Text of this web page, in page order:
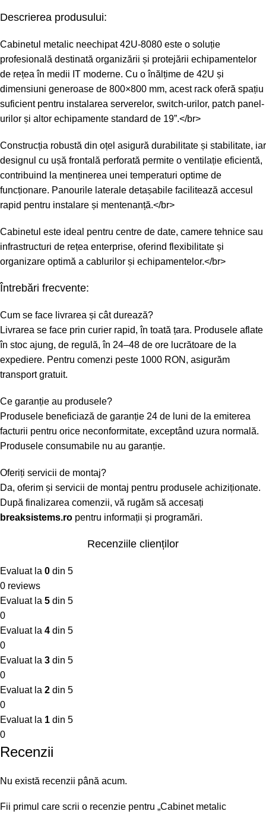
Descrierea produsului:
Cabinetul metalic neechipat 42U-8080 este o soluție
profesională destinată organizării și protejării echipamentelor
de rețea în medii IT moderne. Cu o înălțime de 42U și
dimensiuni generoase de 800×800 mm, acest rack oferă spațiu
suficient pentru instalarea serverelor, switch-urilor, patch panel-
urilor și altor echipamente standard de 19”.</br>
Construcția robustă din oțel asigură durabilitate și stabilitate, iar
designul cu ușă frontală perforată permite o ventilație eficientă,
contribuind la menținerea unei temperaturi optime de
funcționare. Panourile laterale detașabile facilitează accesul
rapid pentru instalare și mentenanță.</br>
Cabinetul este ideal pentru centre de date, camere tehnice sau
infrastructuri de rețea enterprise, oferind flexibilitate și
organizare optimă a cablurilor și echipamentelor.</br>
Întrebări frecvente:
Cum se face livrarea și cât durează?
Livrarea se face prin curier rapid, în toată țara. Produsele aflate
în stoc ajung, de regulă, în 24–48 de ore lucrătoare de la
expediere. Pentru comenzi peste 1000 RON, asigurăm
transport gratuit.
Ce garanție au produsele?
Produsele beneficiază de garanție 24 de luni de la emiterea
facturii pentru orice neconformitate, exceptând uzura normală.
Produsele consumabile nu au garanție.
Oferiți servicii de montaj?
Da, oferim și servicii de montaj pentru produsele achiziționate.
După finalizarea comenzii, vă rugăm să accesați
breaksistems.ro pentru informații și programări.
Recenziile clienților
Evaluat la 0 din 5
0 reviews
Evaluat la 5 din 5
0
Evaluat la 4 din 5
0
Evaluat la 3 din 5
0
Evaluat la 2 din 5
0
Evaluat la 1 din 5
0
Recenzii
Nu există recenzii până acum.
Fii primul care scrii o recenzie pentru „Cabinet metalic